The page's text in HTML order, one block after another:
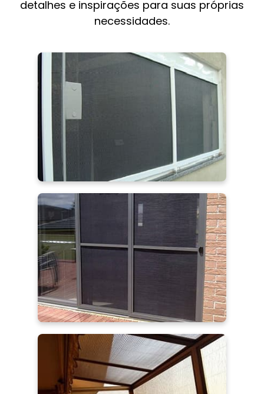
detalhes e inspirações para suas próprias
necessidades.